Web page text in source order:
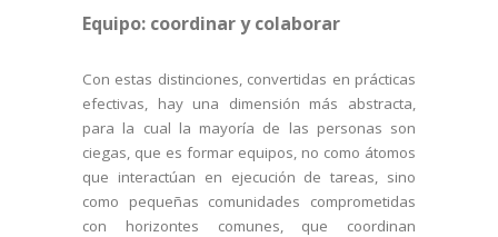
Equipo: coordinar y colaborar
Con estas distinciones, convertidas en prácticas
efectivas, hay una dimensión más abstracta,
para la cual la mayoría de las personas son
ciegas, que es formar equipos, no como átomos
que interactúan en ejecución de tareas, sino
como pequeñas comunidades comprometidas
con horizontes comunes, que coordinan